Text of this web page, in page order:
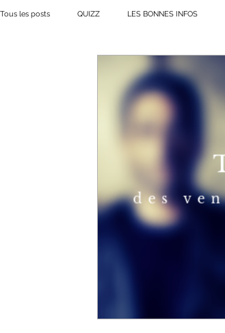
Tous les posts QUIZZ LES BONNES INFOS
Votre communauté